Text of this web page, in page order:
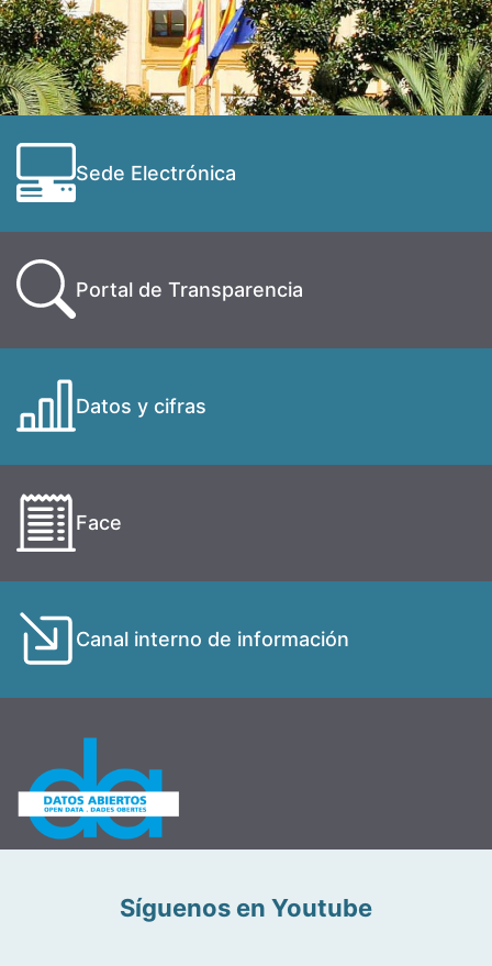
Sede Electrónica
Portal de Transparencia
Datos y cifras
Face
Canal interno de información
Síguenos en Youtube